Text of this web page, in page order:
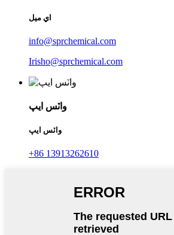
اي ميل
info@sprchemical.com
Irisho@sprchemical.com
واٽس ايپ
واٽس ايپ
+86 13913262610